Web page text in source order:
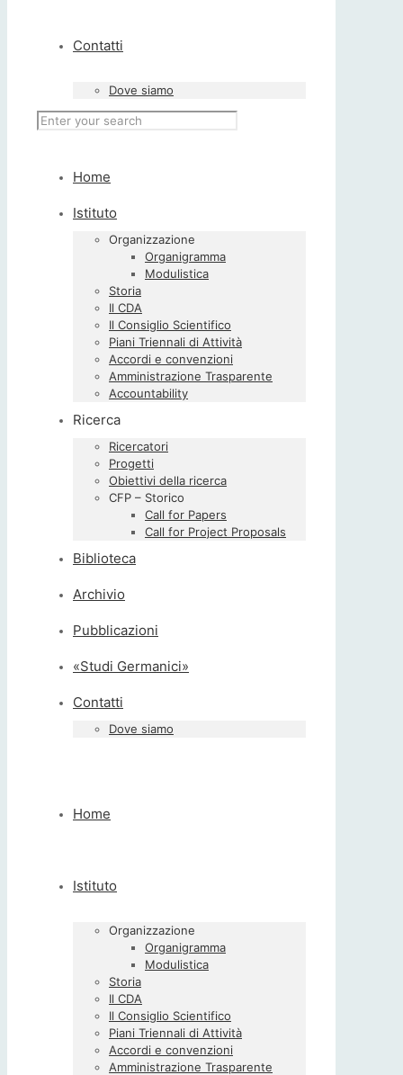
Contatti
Dove siamo
Home
Istituto
Organizzazione
Organigramma
Modulistica
Storia
Il CDA
Il Consiglio Scientifico
Piani Triennali di Attività
Accordi e convenzioni
Amministrazione Trasparente
Accountability
Ricerca
Ricercatori
Progetti
Obiettivi della ricerca
CFP – Storico
Call for Papers
Call for Project Proposals
Biblioteca
Archivio
Pubblicazioni
«Studi Germanici»
Contatti
Dove siamo
Home
Istituto
Organizzazione
Organigramma
Modulistica
Storia
Il CDA
Il Consiglio Scientifico
Piani Triennali di Attività
Accordi e convenzioni
Amministrazione Trasparente